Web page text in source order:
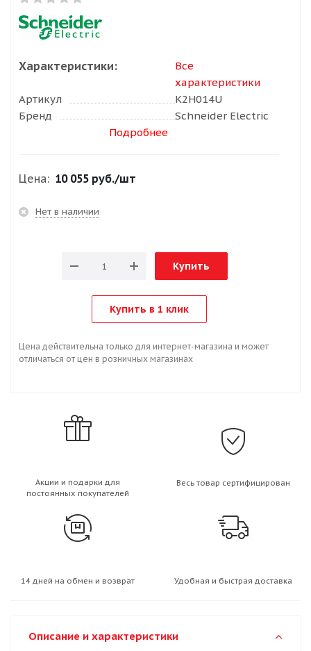
Характеристики:
Все
характеристики
Артикул
K2H014U
Бренд
Schneider Electric
Подробнее
Цена: 10 055 руб./шт
Нет в наличии
Купить
Купить в 1 клик
Цена действительна только для интернет-магазина и может
отличаться от цен в розничных магазинах
Акции и подарки для
постоянных покупателей
Весь товар сертифицирован
14 дней на обмен и возврат Удобная и быстрая доставка
Описание и характеристики